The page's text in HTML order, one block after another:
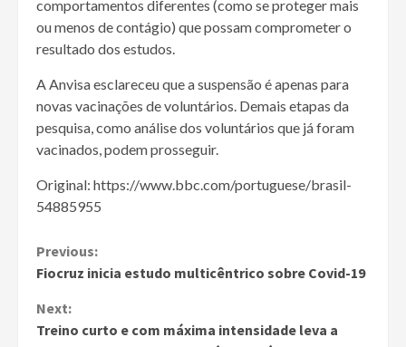
comportamentos diferentes (como se proteger mais
ou menos de contágio) que possam comprometer o
resultado dos estudos.
A Anvisa esclareceu que a suspensão é apenas para
novas vacinações de voluntários. Demais etapas da
pesquisa, como análise dos voluntários que já foram
vacinados, podem prosseguir.
Original: https://www.bbc.com/portuguese/brasil-
54885955
Continue
Previous:
Fiocruz inicia estudo multicêntrico sobre Covid-19
Next:
Treino curto e com máxima intensidade leva a